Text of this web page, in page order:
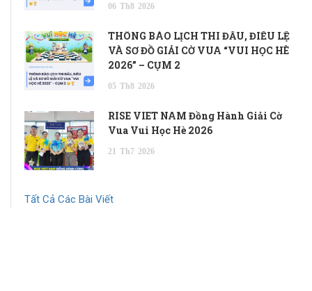
06 Th8 2026
THÔNG BÁO LỊCH THI ĐẤU, ĐIỀU LỆ
VÀ SƠ ĐỒ GIẢI CỜ VUA “VUI HỌC HÈ
2026” – CỤM 2
05 Th8 2026
RISE VIET NAM Đồng Hành Giải Cờ
Vua Vui Học Hè 2026
21 Th7 2026
Tất Cả Các Bài Viết